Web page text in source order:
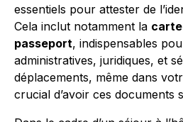
essentiels pour attester de
Cela inclut notamment la
passeport, indispensables
administratives, juridiques, et
déplacements, même dans
crucial d’avoir ces documents